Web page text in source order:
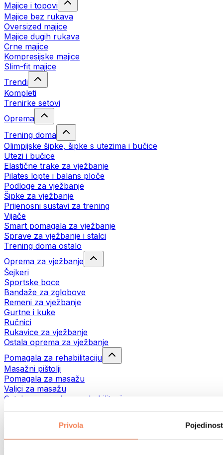
Privola
Majice i topovi
Majice bez rukava
Oversized majice
Majice dugih rukava
Crne majice
Kompresijske majice
Slim-fit majice
Trendi
Kompleti
Trenirke setovi
Oprema
Trening doma
Olimpijske šipke, šipke s utezima i bučice
Utezi i bučice
Elastične trake za vježbanje
Pilates lopte i balans ploče
Podloge za vježbanje
Šipke za vježbanje
Prijenosni sustavi za trening
Vijače
Smart pomagala za vježbanje
Sprave za vježbanje i stalci
Trening doma ostalo
Oprema za vježbanje
Šejkeri
Sportske boce
Bandaže za zglobove
Remeni za vježbanje
Gurtne i kuke
Ručnici
Rukavice za vježbanje
Ostala oprema za vježbanje
Pomagala za rehabilitaciju
Masažni pištolji
Pomagala za masažu
Valjci za masažu
Ostala pomagala za rehabilitaciju
Torbe i ruksaci
Torbe za hranu i dodaci